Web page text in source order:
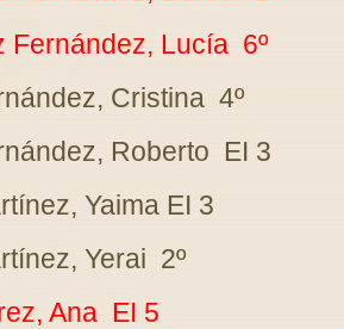
Fernández, Lucía 6º
Cristina 4º
Roberto EI 3
Yaima EI 3
Yerai 2º
Ana EI 5